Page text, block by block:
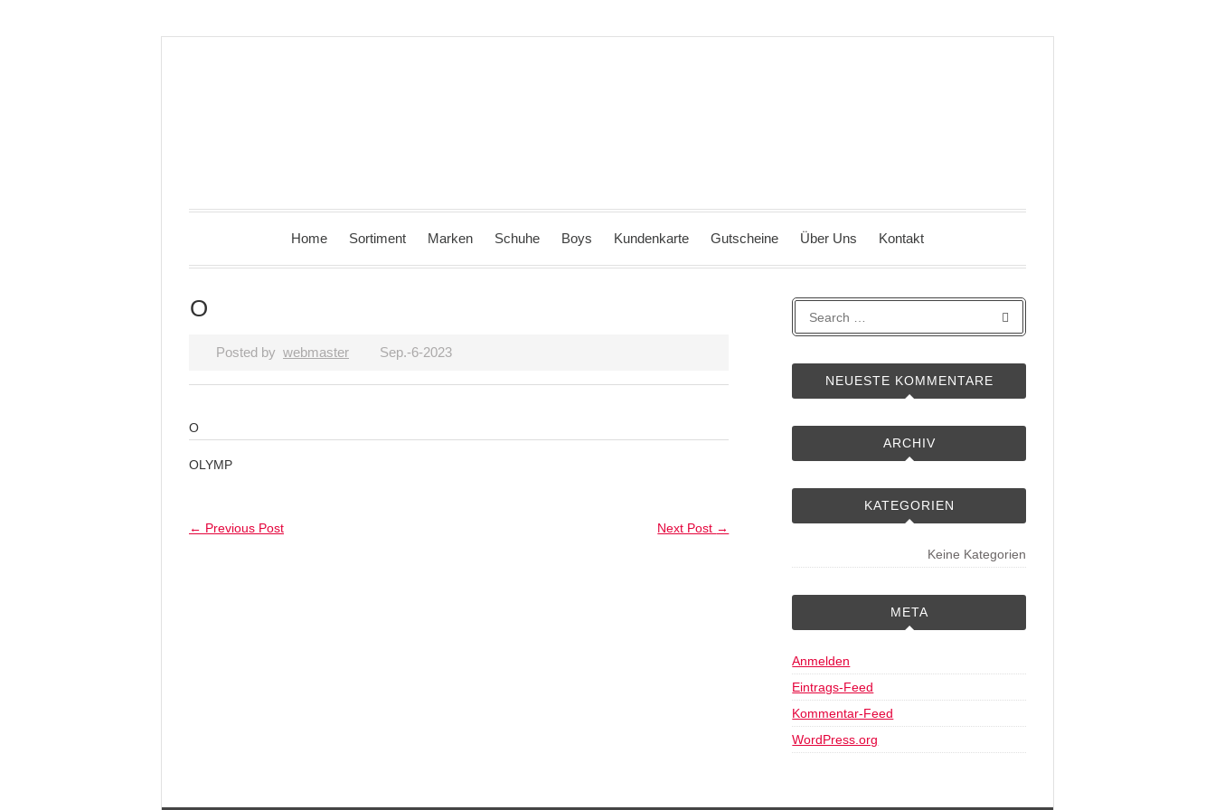
Home Sortiment Marken Schuhe Boys Kundenkarte Gutscheine Über Uns Kontakt
O
Posted by webmaster Sep.-6-2023
O
OLYMP
← Previous Post Next Post →
NEUESTE KOMMENTARE
ARCHIV
KATEGORIEN
Keine Kategorien
META
Anmelden
Eintrags-Feed
Kommentar-Feed
WordPress.org